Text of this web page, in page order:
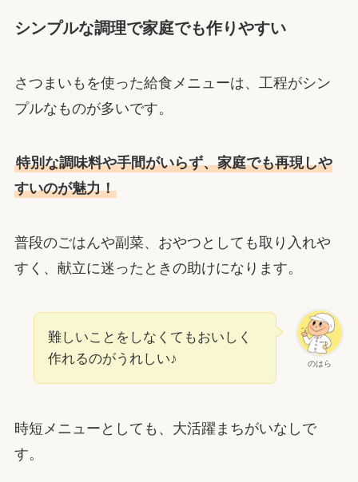
シンプルな調理で家庭でも作りやすい
さつまいもを使った給食メニューは、工程がシン
プルなものが多いです。
特別な調味料や手間がいらず、家庭でも再現しや
すいのが魅力！
普段のごはんや副菜、おやつとしても取り入れや
すく、献立に迷ったときの助けになります。
のはら
難しいことをしなくてもおいしく
作れるのがうれしい♪
時短メニューとしても、大活躍まちがいなしで
す。